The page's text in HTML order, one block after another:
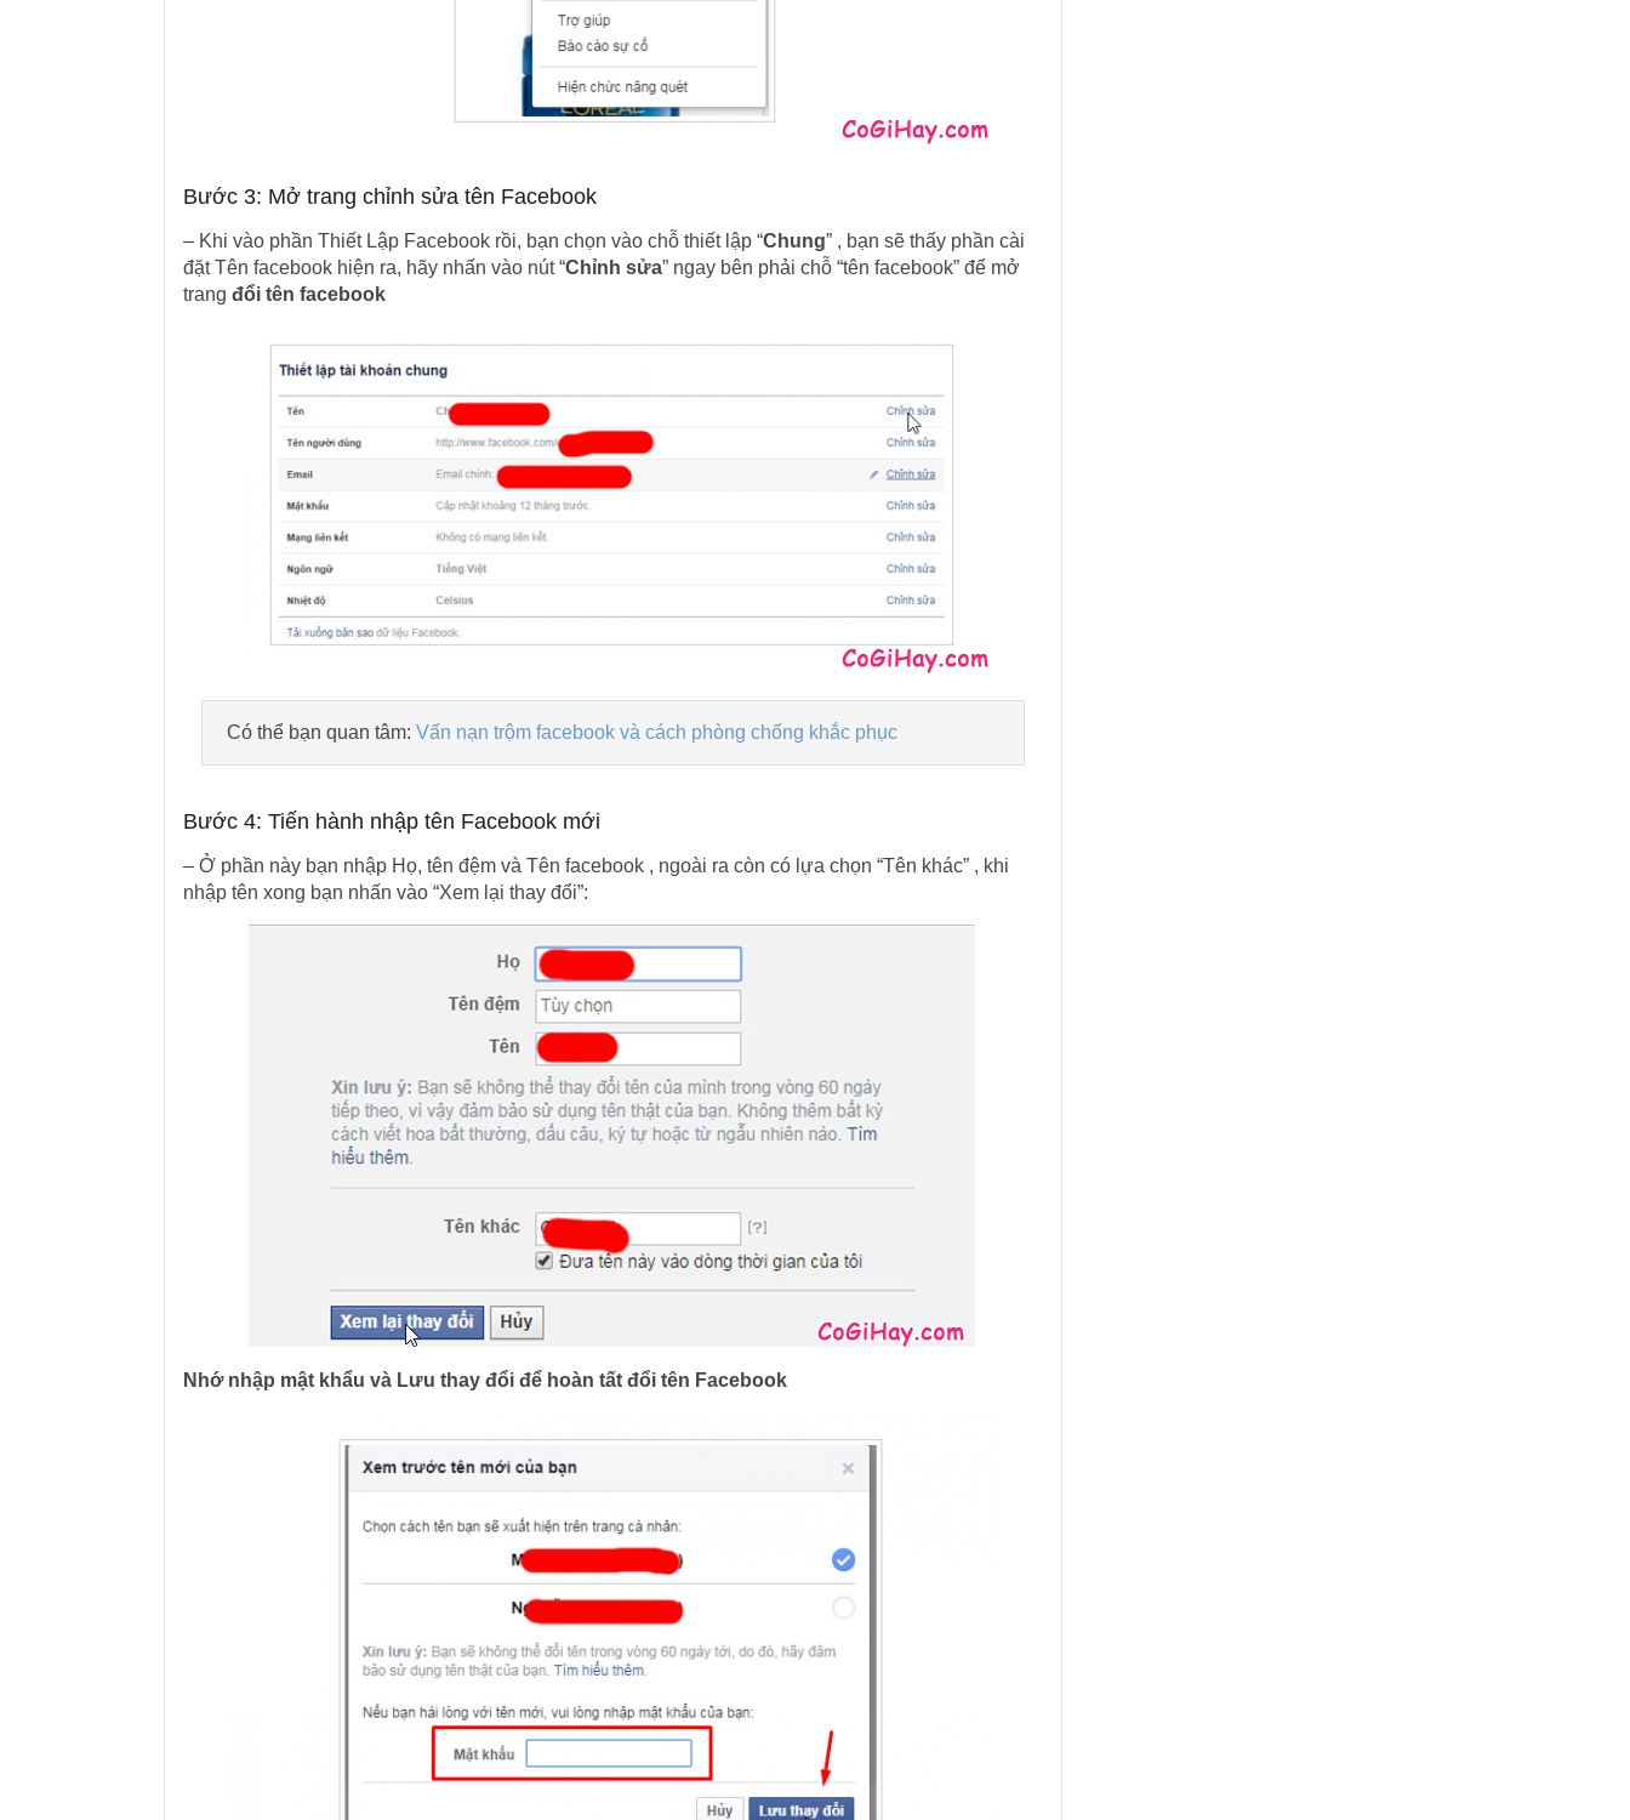
Bước 3: Mở trang chỉnh sửa tên Facebook
– Khi vào phần Thiết Lập Facebook rồi, bạn chọn vào chỗ thiết lập “Chung” , bạn sẽ thấy phần cài
đặt Tên facebook hiện ra, hãy nhấn vào nút “Chỉnh sửa” ngay bên phải chỗ “tên facebook” để mở
trang đổi tên facebook
Có thể bạn quan tâm: Vấn nạn trộm facebook và cách phòng chống khắc phục
Bước 4: Tiến hành nhập tên Facebook mới
– Ở phần này bạn nhập Họ, tên đệm và Tên facebook , ngoài ra còn có lựa chọn “Tên khác” , khi
nhập tên xong bạn nhấn vào “Xem lại thay đổi”:
Nhớ nhập mật khẩu và Lưu thay đổi để hoàn tất đổi tên Facebook